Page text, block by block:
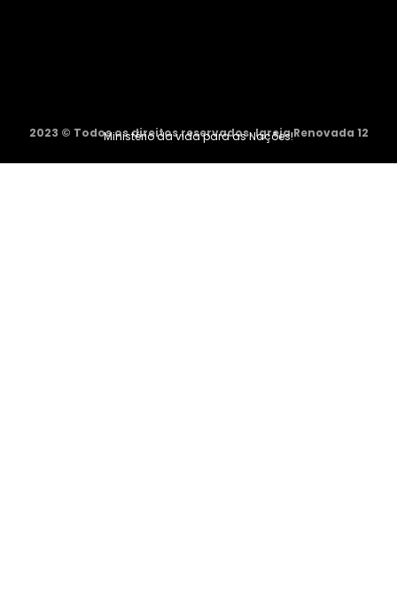
2023 © Todos os direitos reservados. Igreja Renovada 12
Ministério da vida para as Nações!